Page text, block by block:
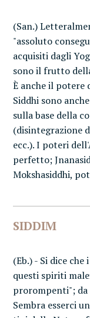
(San.)
"assoluto
acquisiti dagli
sono il frutto
È anche il potere
Siddhi sono
sulla base della
(disintegrazione
ecc.). I poteri
perfetto;
Mokshasiddhi,
SIDDIM
(Eb.) - Si dice
questi spiriti
prorompenti"; da
Sembra esserci